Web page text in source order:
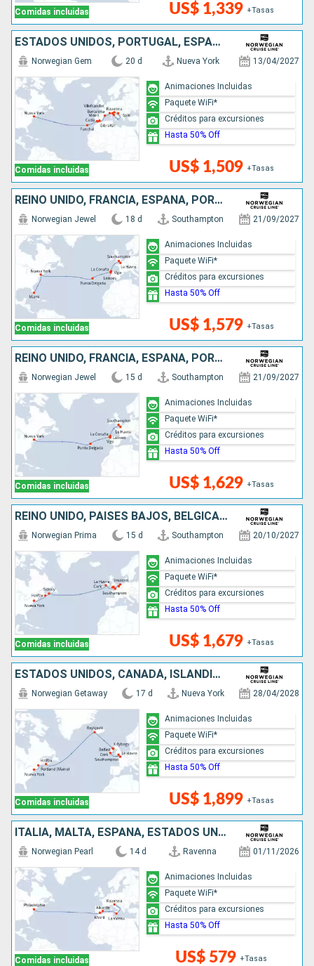
Comidas incluidas US$ 1,339 +Tasas
ESTADOS UNIDOS, PORTUGAL, ESPAÑA, FRANCIA, ITALIA, CROACIA
Comidas incluidas
Norwegian Gem 20 d Nueva York 13/04/2027
US$ 1,509 +Tasas
Animaciones Incluidas
Paquete WiFi*
Créditos para excursiones
Hasta 50% Off
REINO UNIDO, FRANCIA, ESPAÑA, PORTUGAL, ESTADOS UNIDOS
Comidas incluidas
Norwegian Jewel 18 d Southampton 21/09/2027
US$ 1,579 +Tasas
Animaciones Incluidas
Paquete WiFi*
Créditos para excursiones
Hasta 50% Off
REINO UNIDO, FRANCIA, ESPAÑA, PORTUGAL, ESTADOS UNIDOS
Comidas incluidas
Norwegian Jewel 15 d Southampton 21/09/2027
US$ 1,629 +Tasas
Animaciones Incluidas
Paquete WiFi*
Créditos para excursiones
Hasta 50% Off
REINO UNIDO, PAISES BAJOS, BÉLGICA, FRANCIA, IRLANDA, CANADÁ, ESTADOS UNIDOS
Comidas incluidas
Norwegian Prima 15 d Southampton 20/10/2027
US$ 1,679 +Tasas
Animaciones Incluidas
Paquete WiFi*
Créditos para excursiones
Hasta 50% Off
ESTADOS UNIDOS, CANADÁ, ISLANDIA, IRLANDA, FRANCIA, REINO UNIDO
Comidas incluidas
Norwegian Getaway 17 d Nueva York 28/04/2028
US$ 1,899 +Tasas
Animaciones Incluidas
Paquete WiFi*
Créditos para excursiones
Hasta 50% Off
ITALIA, MALTA, ESPAÑA, ESTADOS UNIDOS
Comidas incluidas
Norwegian Pearl 14 d Ravenna 01/11/2026
US$ 579 +Tasas
Animaciones Incluidas
Paquete WiFi*
Créditos para excursiones
Hasta 50% Off